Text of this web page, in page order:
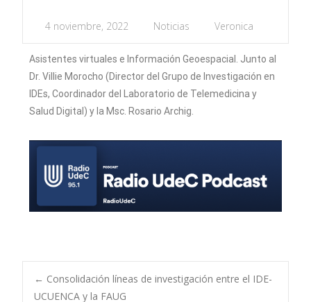
4 noviembre, 2022 Noticias Veronica
Asistentes virtuales e Información Geoespacial. Junto al
Dr. Villie Morocho (Director del Grupo de Investigación en
IDEs, Coordinador del Laboratorio de Telemedicina y
Salud Digital) y la Msc. Rosario Archig.
← Consolidación líneas de investigación entre el IDE-
UCUENCA y la FAUG